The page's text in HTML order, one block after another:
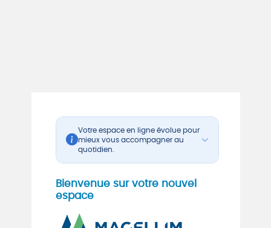
Votre espace en ligne évolue pour
mieux vous accompagner au
quotidien.
Pour votre première connexion,
cliquez sur « Mot de passe
oublié ? » et renseignez l'adresse
e-mail associée à votre compte,
Bienvenue sur votre nouvel
espace